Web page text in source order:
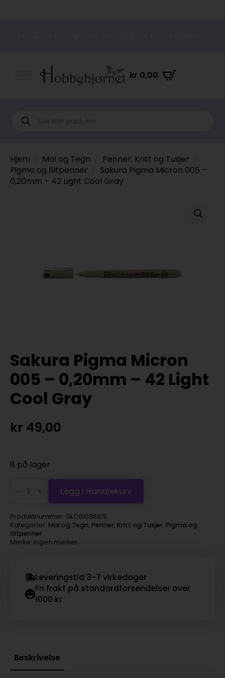
kr 0,00
Products
search
Hjem Mal og Tegn
Penner, Kritt og Tusjer
Pigma og filtpenner
Sakura Pigma Micron 005 –
0,20mm – 42 Light Cool Gray
Sakura Pigma Micron
005 – 0,20mm – 42 Light
Cool Gray
kr 49,00
8 på lager
Pigma
Micron
–
0,20mm
–
42
Light
Legg I Handlekurv
Produktnummer: GLO01036919
Kategorier: Mal og Tegn, Penner, Kritt og Tusjer, Pigma og
filtpenner
Merke: Ingen merker
Leveringstid 3-7 virkedager
Fri frakt på standardforsendelser over
1000 kr
Beskrivelse